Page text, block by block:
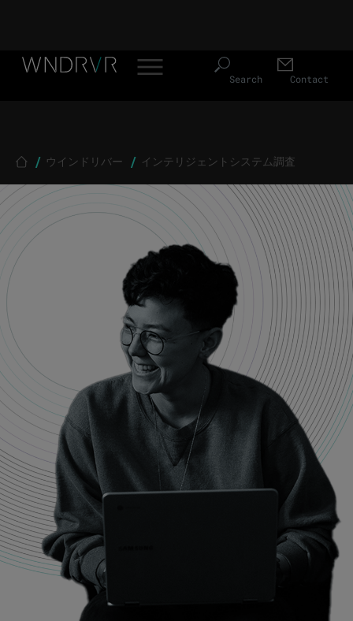
Skip to main content
Header Menu JP Search Contact
Breadcrumb
ウインドリバー インテリジェントシステム調査